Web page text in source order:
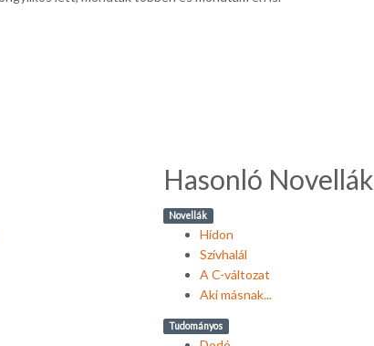
Hasonló Novellák
Novellák
Hídon
Szívhalál
A C-változat
Aki másnak...
Tudományos